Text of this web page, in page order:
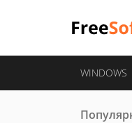
WINDOWS